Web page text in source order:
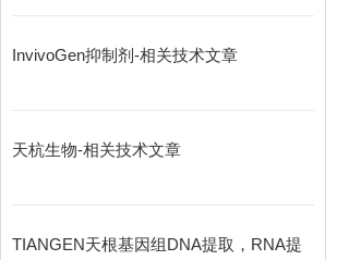
InvivoGen抑制剂-相关技术文章
天杭生物-相关技术文章
TIANGEN天根基因组DNA提取，RNA提